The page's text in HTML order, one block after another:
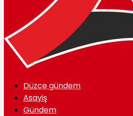
Düzce gündem
Asayiş
Gündem